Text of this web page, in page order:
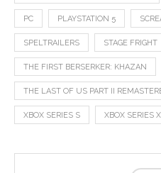
PC PLAYSTATION 5
SPELTRAILERS STAGE FRIGHT
THE FIRST BERSERKER: KHAZAN
THE LAST OF US PART II
XBOX SERIES S XBOX SERIES X